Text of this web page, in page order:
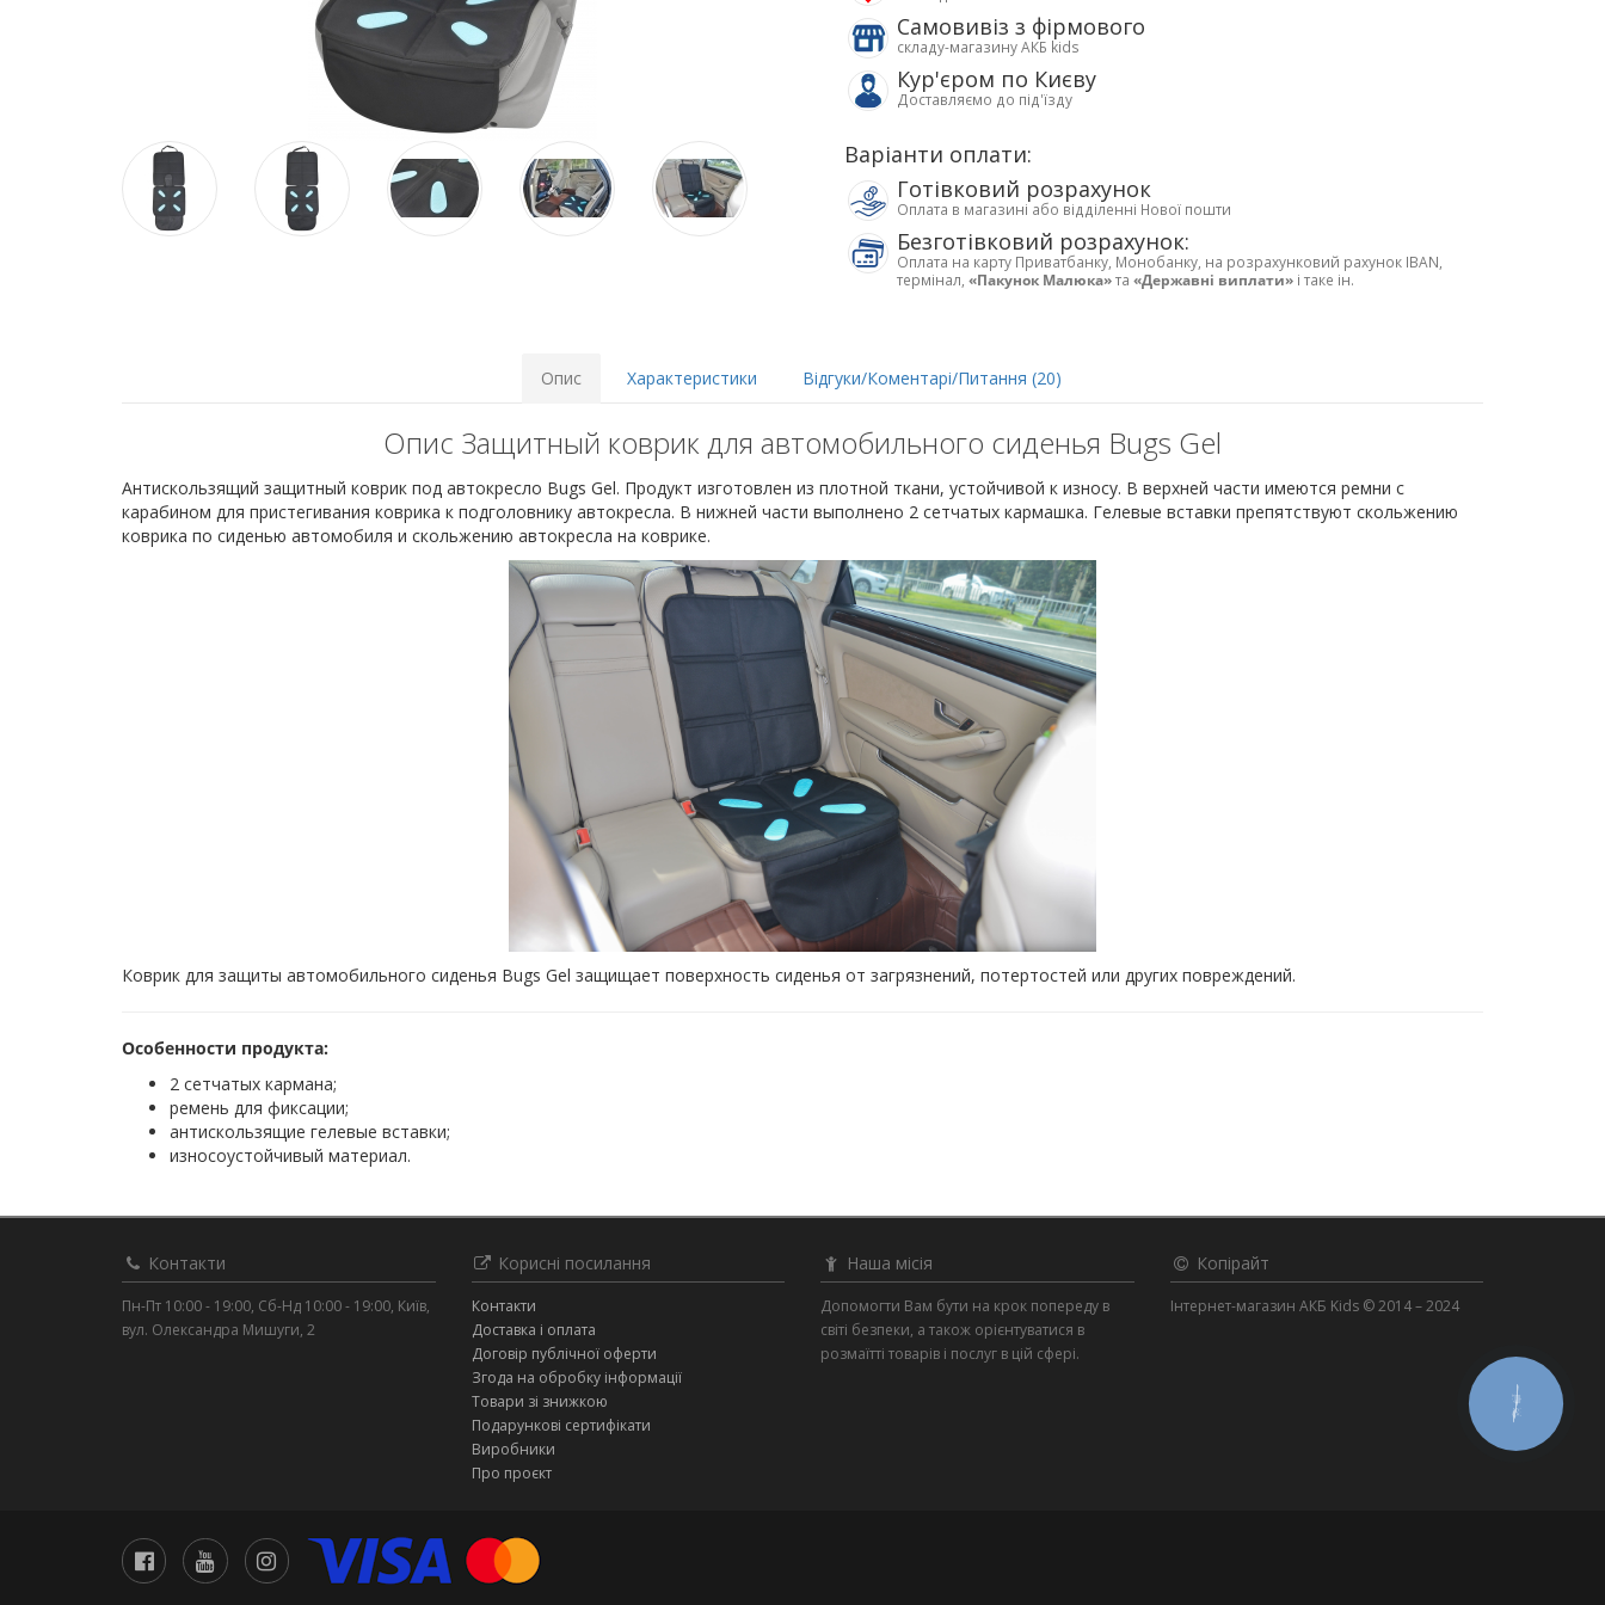
Самовивіз з фірмового
складу-магазину АКБ kids
Кур'єром по Києву
Доставляємо до під'їзду
Варіанти оплати:
Готівковий розрахунок
Оплата в магазині або відділенні Нової пошти
Безготівковий розрахунок:
Оплата на карту Приватбанку, Монобанку, на розрахунковий рахунок IBAN,
термінал, «Пакунок Малюка»та «Державні виплати» і таке ін.
Опис Характеристики Відгуки/Коментарі/Питання (20)
Опис Защитный коврик для автомобильного сиденья Bugs Gel
Антискользящий защитный коврик под автокресло Bugs Gel. Продукт изготовлен из плотной ткани, устойчивой к износу. В верхней части имеются ремни с
карабином для пристегивания коврика к подголовнику автокресла. В нижней части выполнено 2 сетчатых кармашка. Гелевые вставки препятствуют скольжению
коврика по сиденью автомобиля и скольжению автокресла на коврике.
Коврик для защиты автомобильного сиденья Bugs Gel защищает поверхность сиденья от загрязнений, потертостей или других повреждений.
Особенности продукта:
2 сетчатых кармана;
ремень для фиксации;
антискользящие гелевые вставки;
износоустойчивый материал.
Контакти
Пн-Пт 10:00 - 19:00, Сб-Нд 10:00 - 19:00, Київ,
вул. Олександра Мишуги, 2
Корисні посилання
Контакти
Доставка і оплата
Договір публічної оферти
Згода на обробку інформації
Товари зі знижкою
Подарункові сертифікати
Виробники
Про проєкт
Наша місія
Допомогти Вам бути на крок попереду в
світі безпеки, а також орієнтуватися в
розмаїтті товарів і послуг в цій сфері.
Копірайт
Інтернет-магазин АКБ Kids © 2014 – 2024
КНОПКА
ЗВ'ЯЗКУ